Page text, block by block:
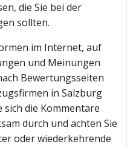
die Sie bei der
sollten.
im Internet, auf
und Meinungen
Bewertungsseiten
in Salzburg
sich die Kommentare
durch und achten Sie
oder wiederkehrende